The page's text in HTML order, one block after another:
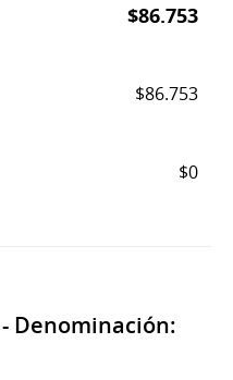
$86.753
$86.753
$0
- Denominación: